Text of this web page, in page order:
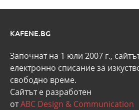
KAFENE.BG
Започнат на 1 юли 2007 г.,
eлектронно списание за
свободно време.
Сайтът е разработен
отABC Design & Communication